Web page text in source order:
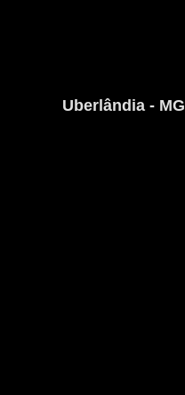
Uberlândia - MG